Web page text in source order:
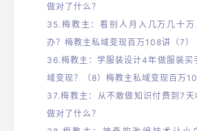
做对了什么？
35. 梅教主：看别人月入几万几十
办？梅教主私域变现百万108讲（7）
36.梅教主：学服装设计4年做服装买
域变现？（8）梅教主私域变现百万
37.梅教主：从不敢做知识付费到7
做对了什么？